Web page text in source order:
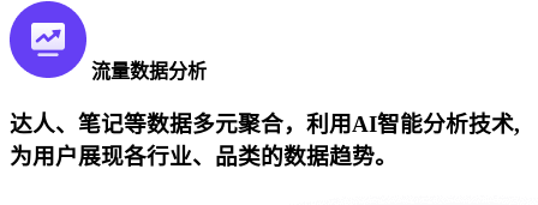
流量数据分析
达人、笔记等数据多元聚合，利用AI智能分析技术,
为用户展现各行业、品类的数据趋势。